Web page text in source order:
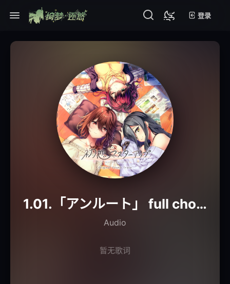
登录
1.01.「アンルート」 full chorus ver.
Audio
暂无歌词